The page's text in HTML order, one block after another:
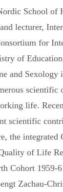
School of
lecturer,
for
of
and Sexology
scientific
life.
scientific
the integrated
of Life
Cohort 1959-
Zachau-